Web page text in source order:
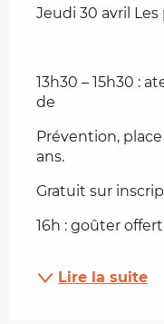
Jeudi 30 avril
13h30 – 15h30 :
de
Prévention,
ans.
Gratuit sur
16h : goûter offert
Lire la suite